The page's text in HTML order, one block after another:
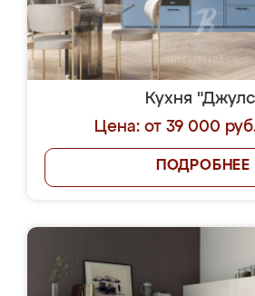
Кухня
Цена: от 39 000
ПОДРОБНЕЕ